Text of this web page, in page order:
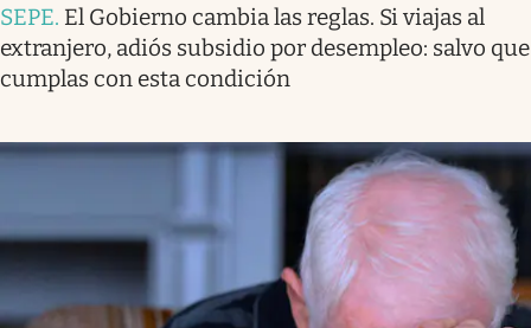
SEPE. El Gobierno cambia las reglas. Si viajas al
extranjero, adiós subsidio por desempleo: salvo que
cumplas con esta condición